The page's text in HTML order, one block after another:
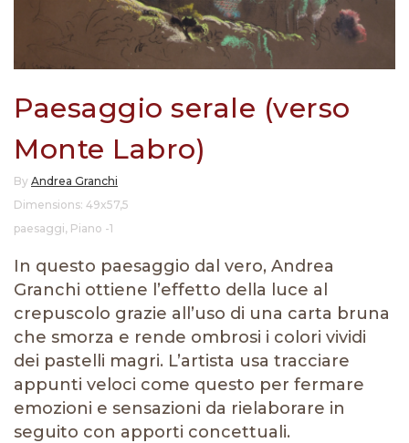
Paesaggio serale (verso
Monte Labro)
By Andrea Granchi
Dimensions: 49x57,5
paesaggi, Piano -1
In questo paesaggio dal vero, Andrea
Granchi ottiene l’effetto della luce al
crepuscolo grazie all’uso di una carta bruna
che smorza e rende ombrosi i colori vividi
dei pastelli magri. L’artista usa tracciare
appunti veloci come questo per fermare
emozioni e sensazioni da rielaborare in
seguito con apporti concettuali.